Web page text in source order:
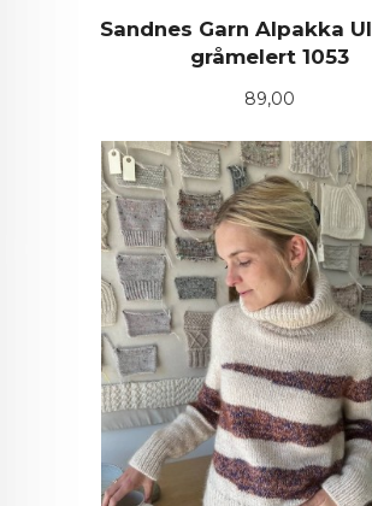
Sandnes Garn Alpakka
gråmelert 1053
Pris
89,00